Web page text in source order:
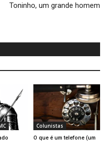
Toninho, um grande homem
Colunistas
O que é um telefone (um